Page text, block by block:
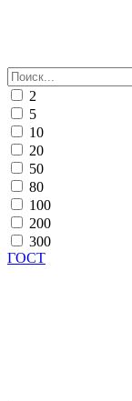
2
5
10
20
50
80
100
200
300
ГОСТ